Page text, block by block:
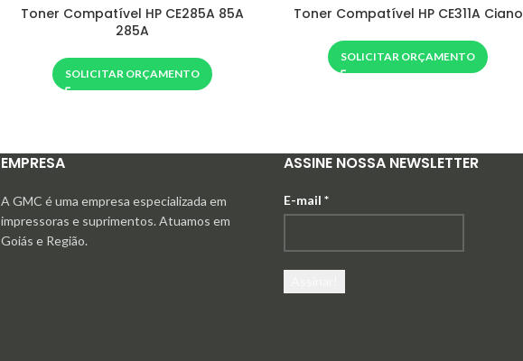
Toner Compatível HP CE285A 85A
285A
SOLICITAR ORÇAMENTO
Toner Compatível HP CE311A Ciano
SOLICITAR ORÇAMENTO
EMPRESA
A GMC é uma empresa especializada em
impressoras e suprimentos. Atuamos em
Goiás e Região.
ASSINE NOSSA NEWSLETTER
E-mail *